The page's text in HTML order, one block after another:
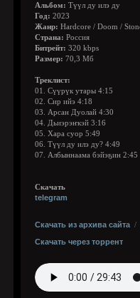
Альбом: Түүл ду илэ ду
Год: 2023
Жанр: Hardcore / Doom /
Страна: Россия
Битрейт: 320 kbps
Размер: 70,3 Мб
Треклист:
01. Сүүрүк утары 4:15
02. Сир ийэ 4:18
03. Арсан Дуолай 4:30
04. Дьиэрэҥкэй 3:16
05. Хара суор 5:49
06. Түүл ду илэ ду? 4:49
07. Албыннаама бэйэҕин 2:45
Скачать
telegram
Скачать из архива сайта /
Скачать через торрент